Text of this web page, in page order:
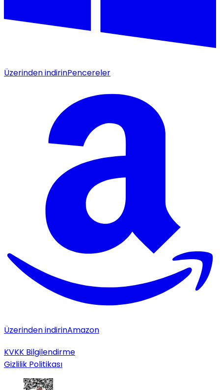
Üzerinden indirinPencereler
Üzerinden indirinAmazon
KVKK Bilgilendirme
Gizlilik Politikası